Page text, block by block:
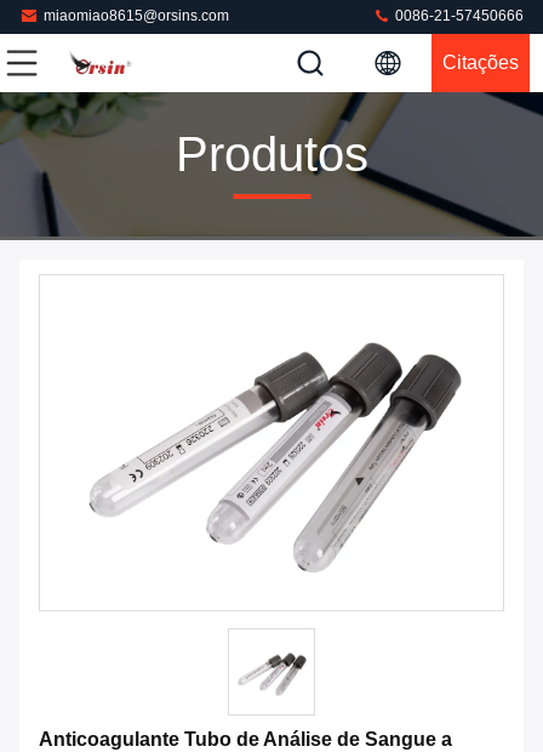
miaomiao8615@orsins.com 0086-21-57450666
Citações
Produtos
Anticoagulante Tubo de Análise de Sangue a